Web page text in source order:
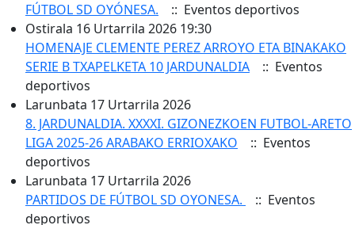
FÚTBOL SD OYÓNESA.
:: Eventos deportivos
Ostirala 16 Urtarrila 2026 19:30
HOMENAJE CLEMENTE PEREZ ARROYO ETA BINAKAKO
SERIE B TXAPELKETA 10 JARDUNALDIA
:: Eventos
deportivos
Larunbata 17 Urtarrila 2026
8. JARDUNALDIA. XXXXI. GIZONEZKOEN FUTBOL-ARETO
LIGA 2025-26 ARABAKO ERRIOXAKO
:: Eventos
deportivos
Larunbata 17 Urtarrila 2026
PARTIDOS DE FÚTBOL SD OYONESA.
:: Eventos
deportivos